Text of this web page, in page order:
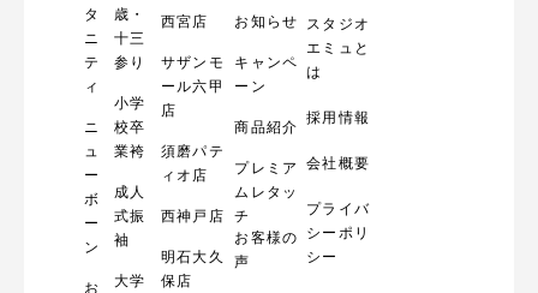
タ
ニ
テ
ィ
ニ
ュ
ー
ボ
ー
ン
お
歳・
十三
参り
小学
校卒
業袴
成人
式振
袖
大学
西宮店
サザンモ
ール六甲
店
須磨パテ
ィオ店
西神戸店
明石大久
保店
お知らせ
キャンペ
ーン
商品紹介
プレミア
ムレタッ
チ
お客様の
声
スタジオ
エミュと
は
採用情報
会社概要
プライバ
シーポリ
シー